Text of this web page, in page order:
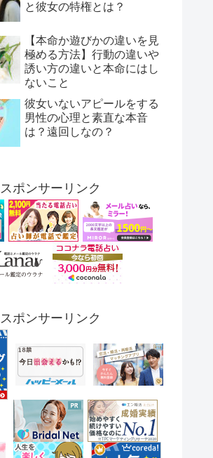
と彼女の特権とは？
【本命か遊びかの違いを見
極める方法】行動の違いや
誘い方の違いと本命にはし
ないこと
彼女いないアピールをする
男性の心理と素直な本音
は？遠回しなの？
スポンサーリンク
スポンサーリンク